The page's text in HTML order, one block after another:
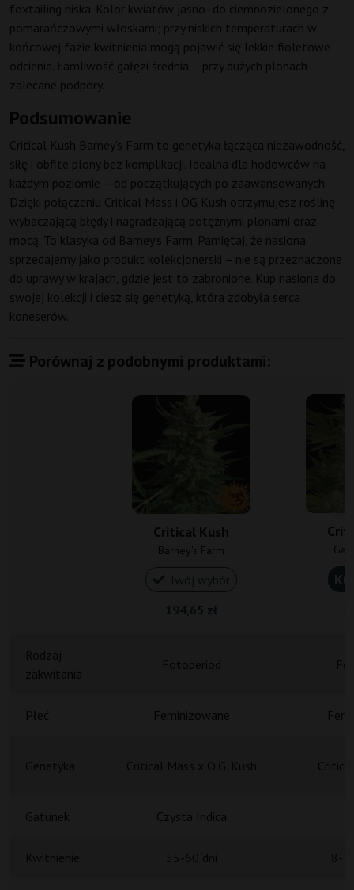
foxtailing niska. Kolor kwiatów jasno- do ciemnozielonego z
pomarańczowymi włoskami; przy niskich temperaturach w
końcowej fazie kwitnienia mogą pojawić się lekkie fioletowe
odcienie. Łamliwość gałęzi średnia – przy dużych plonach
zalecane podpory.
Podsumowanie
Critical Kush Barney's Farm to genetyka łącząca niezawodność,
siłę i obfite plony bez komplikacji. Idealna dla hodowców na
każdym poziomie – od początkujących po zaawansowanych.
Dzięki połączeniu Critical Mass i OG Kush otrzymujesz roślinę
wybaczającą błędy i nagradzającą potężnymi plonami oraz
mocą. To klasyka od Barney's Farm. Pamiętaj, że nasiona
sprzedajemy jako produkt kolekcjonerski – nie są przeznaczone
do uprawy w krajach, gdzie jest to zabronione. Kup nasiona do
swojej kolekcji i ciesz się genetyką, która zdobyła serca
koneserów.
Porównaj z podobnymi produktami:
Critical Kush
Barney's Farm
Płeć Feminizowane
Gatunek Czysta Indica